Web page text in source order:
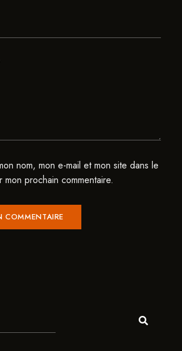
nom, mon e-mail et mon site dans le
mon prochain commentaire.